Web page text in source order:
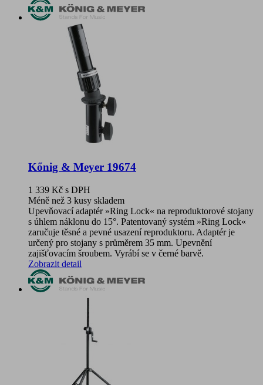
Kőnig & Meyer 19674
1 339 Kč s DPH
Méně než 3 kusy skladem
Upevňovací adaptér »Ring Lock« na reproduktorové stojany
s úhlem náklonu do 15°. Patentovaný systém »Ring Lock«
zaručuje těsné a pevné usazení reproduktoru. Adaptér je
určený pro stojany s průměrem 35 mm. Upevnění
zajišťovacím šroubem. Vyrábí se v černé barvě.
Zobrazit detail